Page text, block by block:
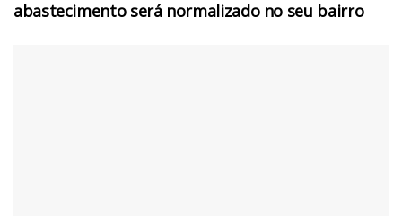
abastecimento será normalizado no seu bairro